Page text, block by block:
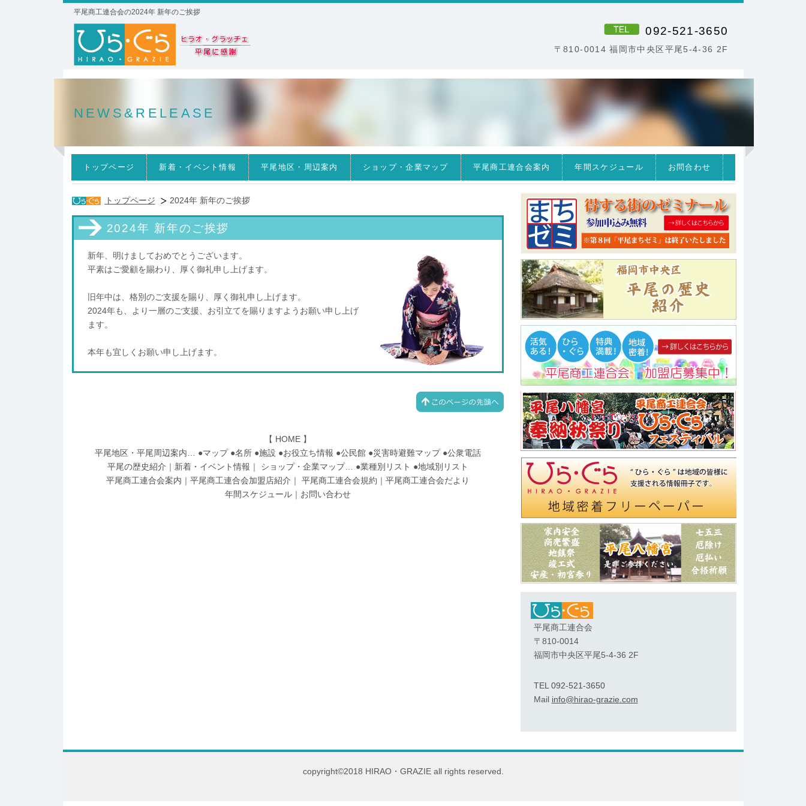
平尾商工連合会の2024年 新年のご挨拶
092-521-3650
〒810-0014 福岡市中央区平尾5-4-36 2F
NEWS&RELEASE
トップページ 2024年 新年のご挨拶
2024年 新年のご挨拶
新年、明けましておめでとうございます。
平素はご愛顧を賜わり、厚く御礼申し上げます。
旧年中は、格別のご支援を賜り、厚く御礼申し上げます。
2024年も、より一層のご支援、お引立てを賜りますようお願い申し上げ
ます。
本年も宜しくお願い申し上げます。
【 HOME】
平尾地区・平尾周辺案内 … ●マップ●名所●施設 ●お役立ち情報 ●公民館●災害時避難マップ●公衆電話
平尾の歴史紹介
新着・イベント情報 ショップ・企業マップ… ●業種別リスト ●地域別リスト
平尾商工連合会案内
平尾商工連合会加盟店紹介 平尾商工連合会規約
平尾商工連合会だより
年間スケジュール｜ お問い合わせ
トップページ 新着・イベント情報 平尾地区・周辺案内 ショップ・企業マップ 平尾商工連合会案内 年間スケジュール お問合わせ
平尾商工連合会
〒810-0014
福岡市中央区平尾5-4-36 2F
TEL 092-521-3650
Mail info@hirao-grazie.com
copyright©2018 HIRAO・GRAZIE all rights reserved.